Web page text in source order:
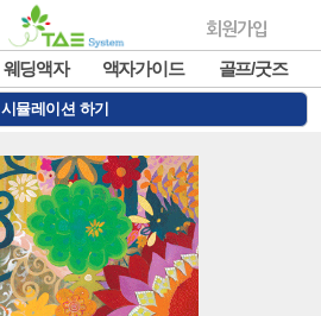
회원가입
웨딩액자 액자가이드 골프/굿즈
시뮬레이션 하기